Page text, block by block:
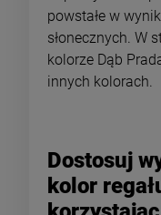
powstałe w
słonecznych. W
kolorze Dąb
innych kolorach.
Dostosuj
kolor